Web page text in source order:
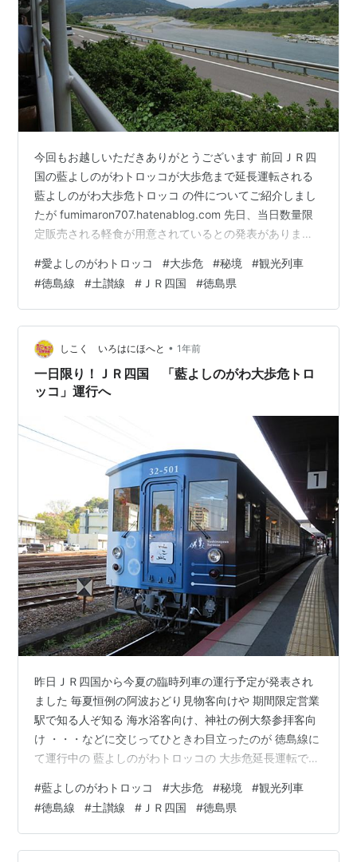
今回もお越しいただきありがとうございます 前回ＪＲ四
国の藍よしのがわトロッコが大歩危まで延長運転される
藍よしのがわ大歩危トロッコ の件についてご紹介しまし
たが fumimaron707.hatenablog.com 先日、当日数量限
定販売される軽食が用意されているとの発表がありまし
日の早い者勝ちということですね これ以外にも 梅雨時期
の６月１４日～７月１２日の運転日限定で 前日１１時、
徳島地方気象台発表の天気予報にて 徳島県北部１２～１
８時の降水確率が５０％以上の場合に 上下各便でジャン
ケン大会が実施され 勝者１名に降水確率に応じて 徳島…
#愛よしのがわトロッコ #大歩危 #秘境 #観光列車
#徳島線 #土讃線 # ＪＲ四国 #徳島県
しこく いろはにほへと • 1年前
一日限り！ＪＲ四国 「藍よしのがわ大歩危トロ
ッコ」運行へ
昨日ＪＲ四国から今夏の臨時列車の運行予定が発表され
ました 毎夏恒例の阿波おどり見物客向けや 期間限定営業
駅で知る人ぞ知る 海水浴客向け、神社の例大祭参拝客向
け ・・・などに交じってひときわ目立ったのが 徳島線に
て運行中の 藍よしのがわトロッコの 大歩危延長運転です
のがわ大歩危トロッコで 徳島駅発の下り便がさとめぐみ
絶景の風 大歩危駅発の上り便が秘境かちどきの風 として
運行されます （列車名の追加位置、上下便ともちゃんと
運行経路に順じているの ＜さとめぐみ→絶景、秘境→か
#藍よしのがわトロッコ #大歩危 #秘境 #観光列車
#徳島線 #土讃線 # ＪＲ四国 #徳島県